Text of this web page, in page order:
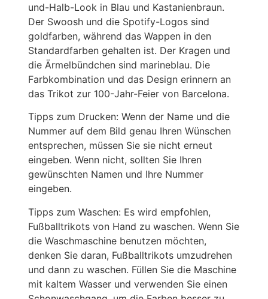
und-Halb-Look in Blau und Kastanienbraun.
Der Swoosh und die Spotify-Logos sind
goldfarben, während das Wappen in den
Standardfarben gehalten ist. Der Kragen und
die Ärmelbündchen sind marineblau. Die
Farbkombination und das Design erinnern an
das Trikot zur 100-Jahr-Feier von Barcelona.
Tipps zum Drucken: Wenn der Name und die
Nummer auf dem Bild genau Ihren Wünschen
entsprechen, müssen Sie sie nicht erneut
eingeben. Wenn nicht, sollten Sie Ihren
gewünschten Namen und Ihre Nummer
eingeben.
Tipps zum Waschen: Es wird empfohlen,
Fußballtrikots von Hand zu waschen. Wenn Sie
die Waschmaschine benutzen möchten,
denken Sie daran, Fußballtrikots umzudrehen
und dann zu waschen. Füllen Sie die Maschine
mit kaltem Wasser und verwenden Sie einen